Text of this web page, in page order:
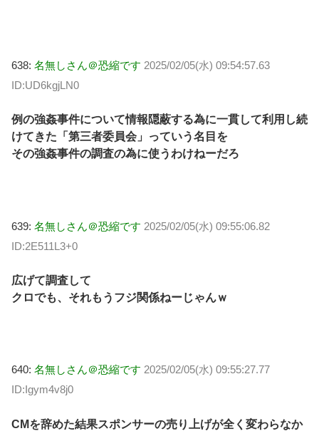
638: 名無しさん＠恐縮です 2025/02/05(水) 09:54:57.63
ID:UD6kgjLN0
例の強姦事件について情報隠蔽する為に一貫して利用し続
けてきた「第三者委員会」っていう名目を
その強姦事件の調査の為に使うわけねーだろ
639: 名無しさん＠恐縮です 2025/02/05(水) 09:55:06.82
ID:2E511L3+0
広げて調査して
クロでも、それもうフジ関係ねーじゃんｗ
640: 名無しさん＠恐縮です 2025/02/05(水) 09:55:27.77
ID:Igym4v8j0
CMを辞めた結果スポンサーの売り上げが全く変わらなか